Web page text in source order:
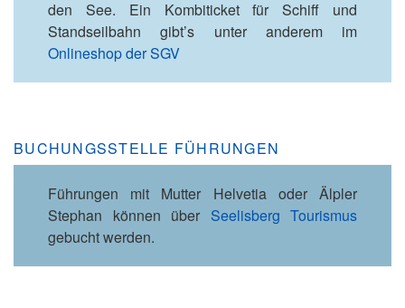
den See. Ein Kombiticket für Schiff und
Standseilbahn gibt’s unter anderem im
Onlineshop der SGV
BUCHUNGSSTELLE FÜHRUNGEN
Führungen mit Mutter Helvetia oder Älpler
Stephan können über Seelisberg Tourismus
gebucht werden.